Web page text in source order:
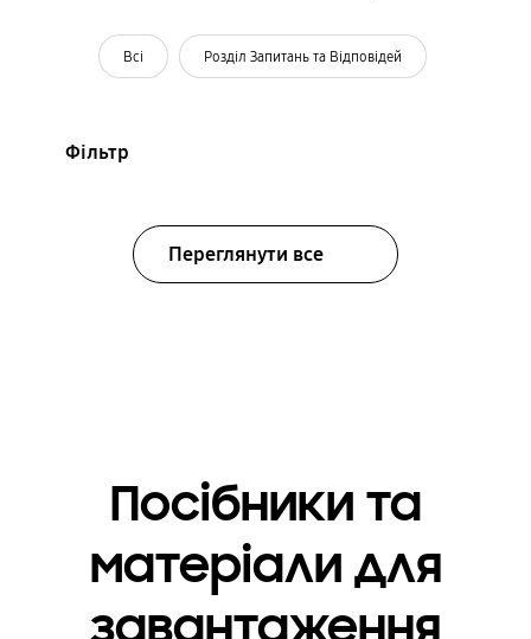
Всі Розділ Запитань та Відповідей
Фільтр
Переглянути все
Посібники та
матеріали для